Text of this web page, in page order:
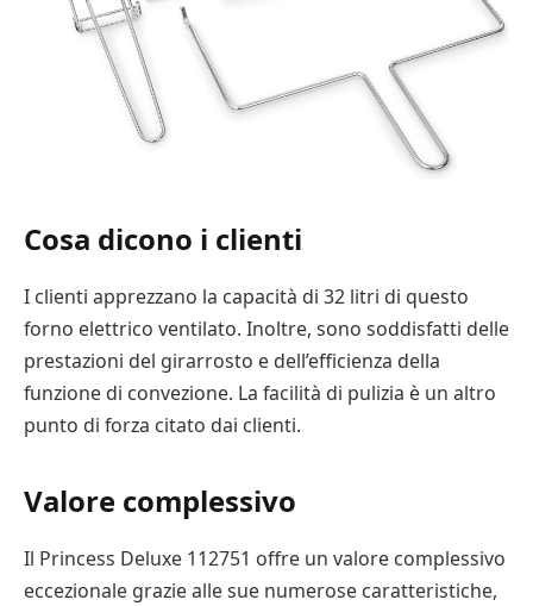
Cosa dicono i clienti
I clienti apprezzano la capacità di 32 litri di questo
forno elettrico ventilato. Inoltre, sono soddisfatti delle
prestazioni del girarrosto e dell’efficienza della
funzione di convezione. La facilità di pulizia è un altro
punto di forza citato dai clienti.
Valore complessivo
Il Princess Deluxe 112751 offre un valore complessivo
eccezionale grazie alle sue numerose caratteristiche,